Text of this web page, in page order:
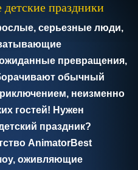
праздники
серьезные люди,
превращения,
обычный
неизменно
гостей! Нужен
праздник?
AnimatorBest
оживляющие